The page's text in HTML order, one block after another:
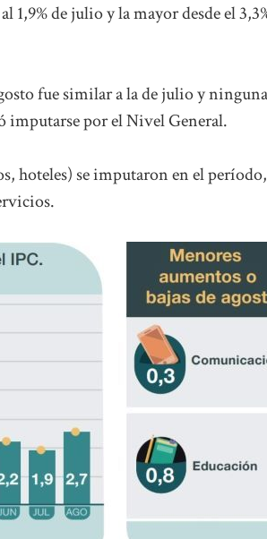
1,9% de julio y la mayor desde el
fue similar a la de julio y
imputarse por el Nivel General.
hoteles) se imputaron en el período,